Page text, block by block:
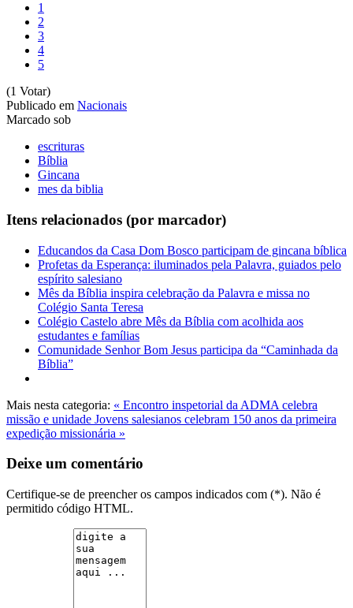
1
2
3
4
5
(1 Votar)
Publicado em Nacionais
Marcado sob
escrituras
Bíblia
Gincana
mes da biblia
Itens relacionados (por marcador)
Educandos da Casa Dom Bosco participam de gincana bíblica
Profetas da Esperança: iluminados pela Palavra, guiados pelo
espírito salesiano
Mês da Bíblia inspira celebração da Palavra e missa no
Colégio Santa Teresa
Colégio Castelo abre Mês da Bíblia com acolhida aos
estudantes e famílias
Comunidade Senhor Bom Jesus participa da “Caminhada da
Bíblia”
Mais nesta categoria: « Encontro inspetorial da ADMA celebra
missão e unidade Jovens salesianos celebram 150 anos da primeira
expedição missionária »
Deixe um comentário
Certifique-se de preencher os campos indicados com (*). Não é
permitido código HTML.